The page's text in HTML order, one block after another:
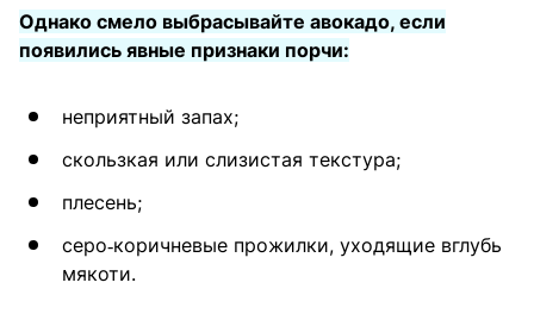
Однако смело выбрасывайте авокадо, если
появились явные признаки порчи:
неприятный запах;
скользкая или слизистая текстура;
плесень;
серо‑коричневые прожилки, уходящие вглубь
мякоти.